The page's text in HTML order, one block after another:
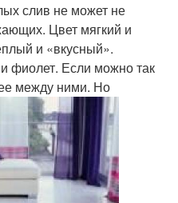
слив не может не
Цвет мягкий и
и «вкусный».
фиолет. Если можно так
между ними. Но